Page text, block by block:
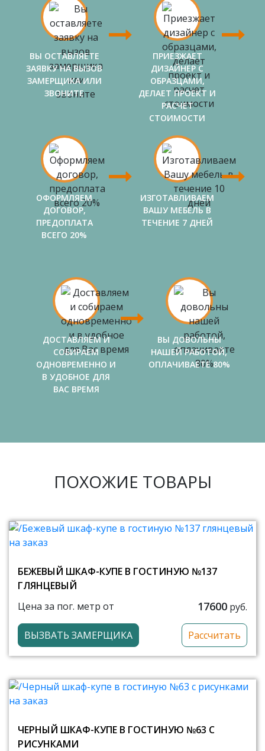
ВЫ ОСТАВЛЯЕТЕ
ЗАЯВКУ НА ВЫЗОВ
ЗАМЕРЩИКА ИЛИ
ЗВОНИТЕ
ПРИЕЗЖАЕТ
ДИЗАЙНЕР С
ОБРАЗЦАМИ,
ДЕЛАЕТ ПРОЕКТ И
РАСЧЕТ
СТОИМОСТИ
ОФОРМЛЯЕМ
ДОГОВОР,
ПРЕДОПЛАТА
ВСЕГО 20%
ИЗГОТАВЛИВАЕМ
ВАШУ МЕБЕЛЬ В
ТЕЧЕНИЕ 7 ДНЕЙ
ДОСТАВЛЯЕМ И
СОБИРАЕМ
ОДНОВРЕМЕННО И
В УДОБНОЕ ДЛЯ
ВАС ВРЕМЯ
ВЫ ДОВОЛЬНЫ
НАШЕЙ РАБОТОЙ,
ОПЛАЧИВАЕТЕ 80%
ПОХОЖИЕ ТОВАРЫ
БЕЖЕВЫЙ ШКАФ-КУПЕ В ГОСТИНУЮ №137
ГЛЯНЦЕВЫЙ
Цена за пог. метр от
17600 руб.
ВЫЗВАТЬ ЗАМЕРЩИКА Рассчитать
ЧЕРНЫЙ ШКАФ-КУПЕ В ГОСТИНУЮ №63 С
РИСУНКАМИ